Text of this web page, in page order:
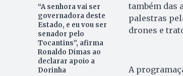
“A senhora vai ser
governadora deste
Estado, e eu vou ser
senador pelo
Tocantins”, afirma
Ronaldo Dimas ao
declarar apoio a
Dorinha
também das
palestras
drones e
A